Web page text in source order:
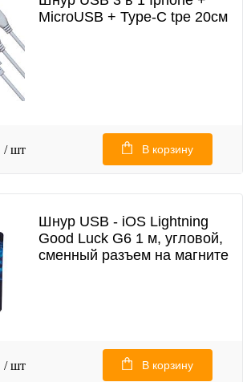
MicroUSB + Type-C tpe 20см
/ шт В корзину
Шнур USB - iOS Lightning
Good Luck G6 1 м, угловой,
сменный разъем на магните
/ шт В корзину